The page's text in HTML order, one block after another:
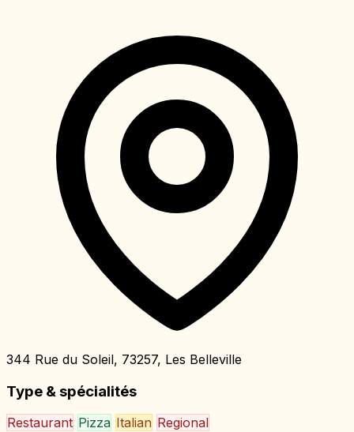
344 Rue du Soleil, 73257, Les Belleville
Type & spécialités
Restaurant Pizza Italian Regional